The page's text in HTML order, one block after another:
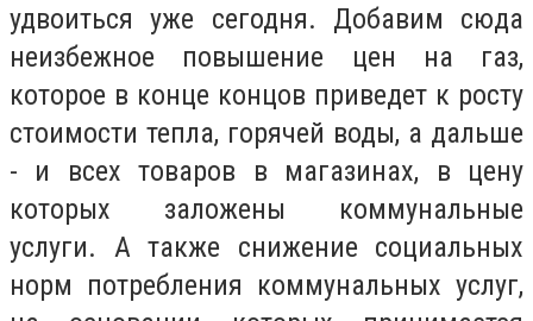
удвоиться уже сегодня. Добавим сюда
неизбежное повышение цен на газ,
которое в конце концов приведет к росту
стоимости тепла, горячей воды, а дальше
- и всех товаров в магазинах, в цену
которых заложены коммунальные
услуги. А также снижение социальных
норм потребления коммунальных услуг,